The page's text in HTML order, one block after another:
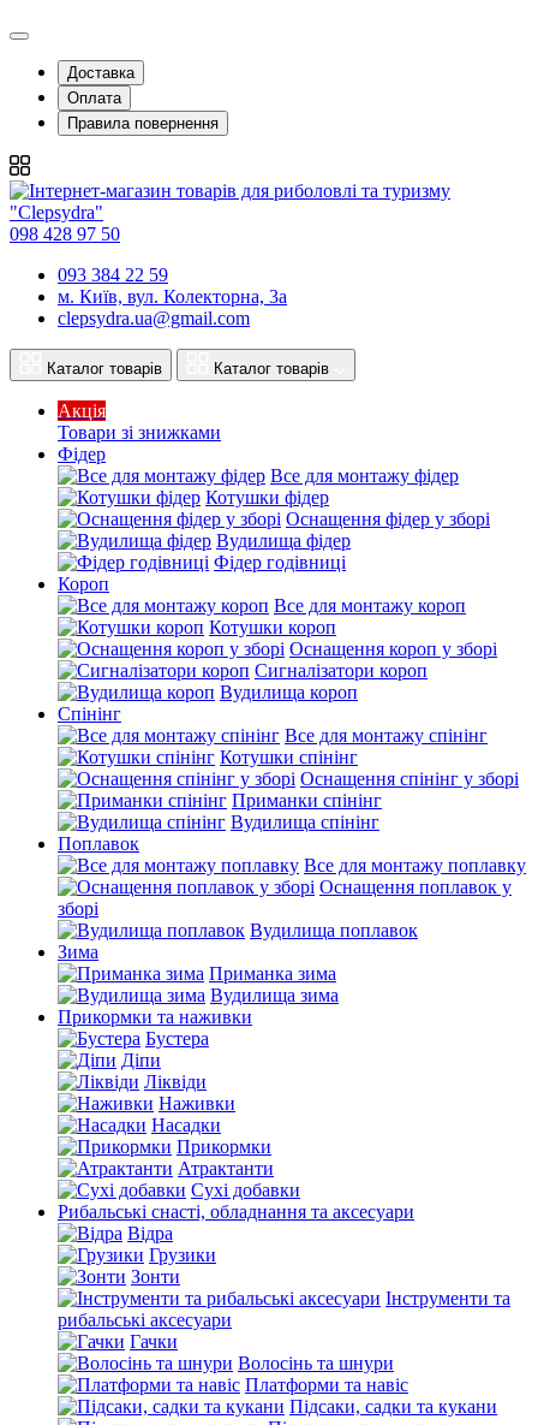
Доставка
Оплата
Правила повернення
098 428 97 50
093 384 22 59
м. Київ, вул. Колекторна, 3а
clepsydra.ua@gmail.com
Каталог товарів Каталог товарів
Акція
Товари зі знижками
Фідер
Все для монтажу фідер
Котушки фідер
Оснащення фідер у зборі
Вудилища фідер
Фідер годівниці
Короп
Все для монтажу короп
Котушки короп
Оснащення короп у зборі
Сигналізатори короп
Вудилища короп
Спінінг
Все для монтажу спінінг
Котушки спінінг
Оснащення спінінг у зборі
Приманки спінінг
Вудилища спінінг
Поплавок
Все для монтажу поплавку
Оснащення поплавок у
зборі
Вудилища поплавок
Зима
Приманка зима
Вудилища зима
Прикормки та наживки
Бустера
Діпи
Ліквіди
Наживки
Насадки
Прикормки
Атрактанти
Сухі добавки
Рибальські снасті, обладнання та аксесуари
Відра
Грузики
Зонти
Інструменти та
рибальські аксесуари
Гачки
Волосінь та шнури
Платформи та навіс
Підсаки, садки та кукани